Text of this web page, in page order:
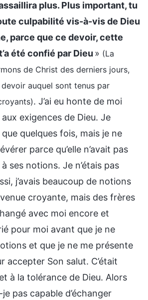
plus. Plus important, tu
culpabilité vis-à-vis de Dieu
parce que ce devoir, cette
été confié par Dieu » (La
de Christ des derniers jours,
auquel sont tenus par
. J’ai eu honte de moi
aux exigences de Dieu. Je
que quelques fois, mais je ne
parce qu’elle n’avait pas
ses notions. Je n’étais pas
j’avais beaucoup de notions
croyante, mais des frères
avec moi encore et
pour moi avant que je ne
et que je ne me présente
accepter Son salut. C’était
à la tolérance de Dieu. Alors
pas capable d’échanger